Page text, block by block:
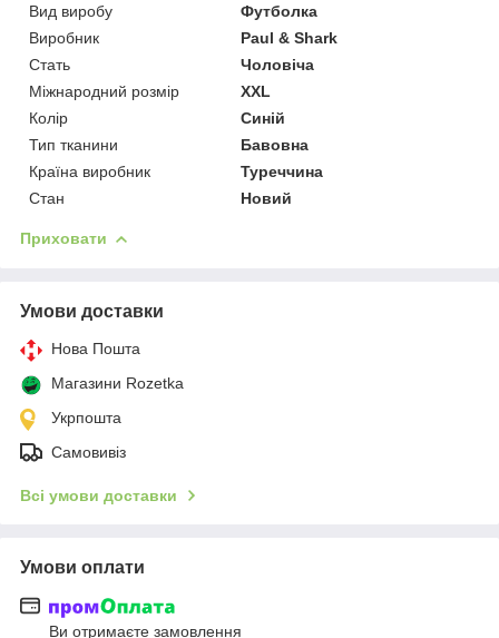
Вид виробу
Футболка
Виробник
Paul & Shark
Стать
Чоловіча
Міжнародний розмір
XXL
Колір
Синій
Тип тканини
Бавовна
Країна виробник
Туреччина
Стан
Новий
Приховати
Умови доставки
Нова Пошта
Магазини Rozetka
Укрпошта
Самовивіз
Всі умови доставки
Умови оплати
Ви отримаєте замовлення